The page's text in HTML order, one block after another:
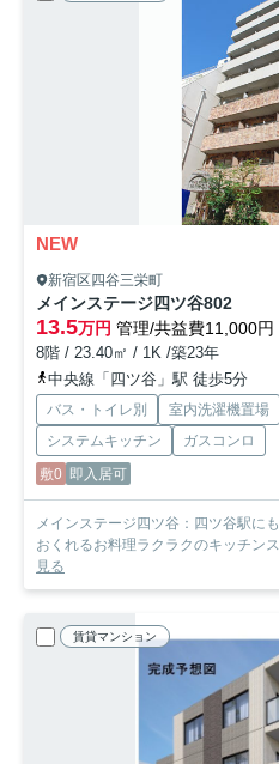
NEW
新宿区四谷三栄町
メインステージ四ツ谷802
13.5万円 管理/共益費11,000円
8階 / 23.40㎡ / 1K /築23年
中央線「四ツ谷」駅 徒歩5分
バス・トイレ別 室内洗濯機置場
システムキッチン
ガスコンロ
敷0 即入居可
メインステージ四ツ谷：四ツ谷駅に
おくれるお料理ラクラクのキッチン
見る
賃貸マンション